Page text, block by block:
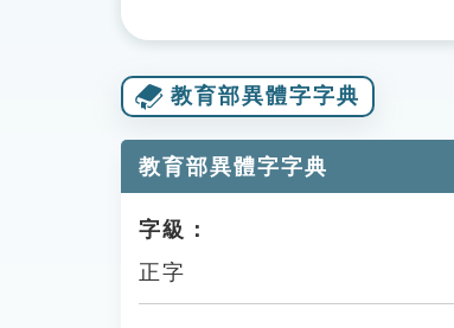
教育部異體字字典
教育部異體字字典
字級：
正字